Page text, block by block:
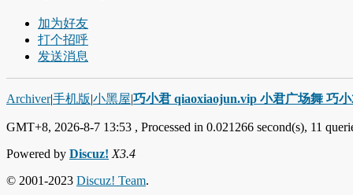
加为好友
打个招呼
发送消息
Archiver|手机版|小黑屋|巧小君 qiaoxiaojun.vip 小君广场舞 巧
GMT+8, 2026-8-7 13:53 , Processed in 0.021266 second(s), 11
Powered by Discuz! X3.4
© 2001-2023 Discuz! Team.